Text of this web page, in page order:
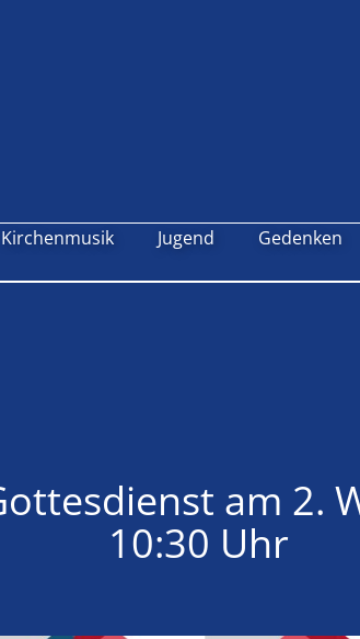
Kirchenmusik Jugend Gedenken
am 2.
10:30 Uhr